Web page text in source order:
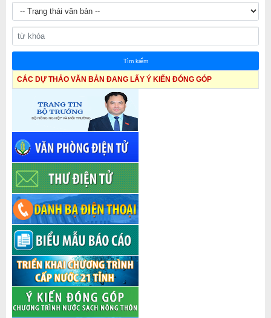
Tìm kiếm
CÁC DỰ THẢO VĂN BẢN ĐANG LẤY Ý KIẾN ĐÓNG GÓP